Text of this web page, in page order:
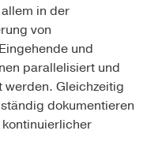
in der
von
und
parallelisiert und
werden. Gleichzeitig
dokumentieren